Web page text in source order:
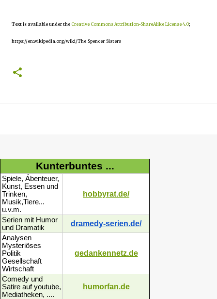
Text is available under the Creative Commons Attribution-ShareAlike License 4.0;
https://en.wikipedia.org/wiki/The_Spencer_Sisters
Kunterbuntes ...
Spiele, Ábenteuer,
Kunst, Essen und
Trinken,
Musik,Tiere...
u.v.m.
hobbyrat.de/
Serien mit Humor
und Dramatik
dramedy-serien.de/
Analysen
Mysteriöses
Politik
Gesellschaft
Wirtschaft
gedankennetz.de
Comedy und
Satire auf youtube,
Mediatheken, ....
humorfan.de